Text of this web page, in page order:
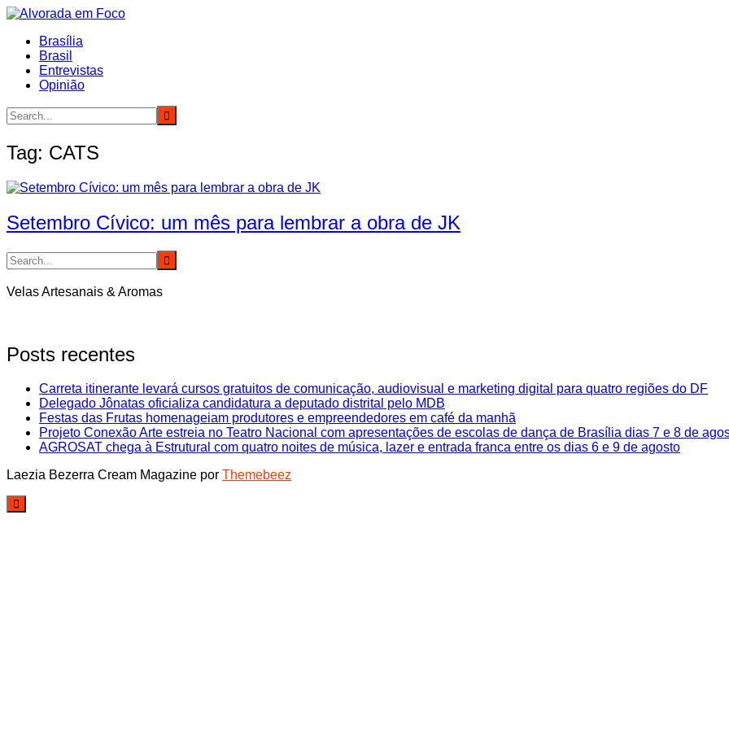
Ir
conteúdo
Brasília
Brasil
Entrevistas
Opinião
Tag: CATS
Setembro Cívico: um mês para lembrar a obra de JK
Velas Artesanais & Aromas
Posts recentes
Carreta itinerante levará cursos gratuitos de comunicação, audiovisual e marketing digital para quatro regiões do DF
Delegado Jônatas oficializa candidatura a deputado distrital pelo MDB
Festas das Frutas homenageiam produtores e empreendedores em café da manhã
Projeto Conexão Arte estreia no Teatro Nacional com apresentações de escolas de dança de Brasília dias 7 e 8 de
AGROSAT chega à Estrutural com quatro noites de música, lazer e entrada franca entre os dias 6 e 9 de agosto
Laezia Bezerra Cream Magazine por Themebeez